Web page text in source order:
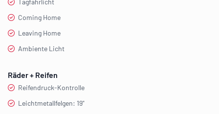
Tagfahrlicht
Coming Home
Leaving Home
Ambiente Licht
Räder + Reifen
Reifendruck-Kontrolle
Leichtmetallfelgen: 19"